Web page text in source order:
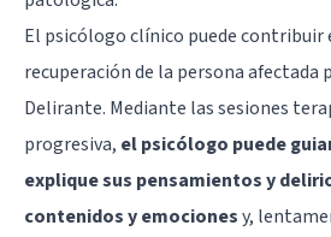
El psicólogo clínico puede contribuir
recuperación de la persona afectada
Delirante. Mediante las sesiones
progresiva, el psicólogo puede
explique sus pensamientos y
contenidos y emocionesy,